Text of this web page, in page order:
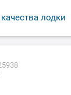
лодки